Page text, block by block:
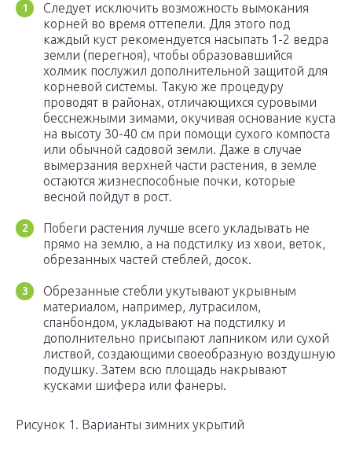
Следует исключить возможность вымокания
корней во время оттепели. Для этого под
каждый куст рекомендуется насыпать 1-2 ведра
земли (перегноя), чтобы образовавшийся
холмик послужил дополнительной защитой для
корневой системы. Такую же процедуру
проводят в районах, отличающихся суровыми
бесснежными зимами, окучивая основание куста
на высоту 30-40 см при помощи сухого компоста
или обычной садовой земли. Даже в случае
вымерзания верхней части растения, в земле
остаются жизнеспособные почки, которые
весной пойдут в рост.
Побеги растения лучше всего укладывать не
прямо на землю, а на подстилку из хвои, веток,
обрезанных частей стеблей, досок.
Обрезанные стебли укутывают укрывным
материалом, например, лутрасилом,
спанбондом, укладывают на подстилку и
дополнительно присыпают лапником или сухой
листвой, создающими своеобразную воздушную
подушку. Затем всю площадь накрывают
кусками шифера или фанеры.
Рисунок 1. Варианты зимних укрытий